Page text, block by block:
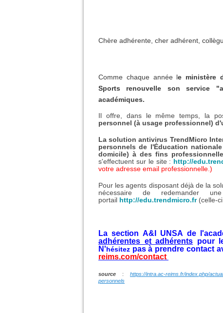
Chère adhérente, cher adhérent,
Comme chaque année le ministère
Sports renouvelle son service
académiques.
Il offre, dans le même temps, la
personnel (à usage professionnel)
La solution antivirus TrendMicro
personnels de l'Éducation
domicile) à des fins
s'effectuent sur le site : http://
votre adresse email professionnelle.)
Pour les agents disposant déjà de la
nécessaire de redemander
portail http://edu.trendmicro.fr (celle-
La section A&I UNSA de
adhérentes et adhérents pour
N'hésitez pas à prendre contact
reims.com/contact
source : https://intra.ac-reims.fr/index.php/
personnels